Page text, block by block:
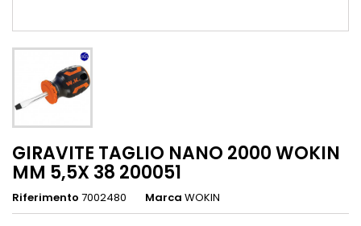
GIRAVITE TAGLIO NANO 2000 WOKIN
MM 5,5X 38 200051
Riferimento 7002480 Marca WOKIN